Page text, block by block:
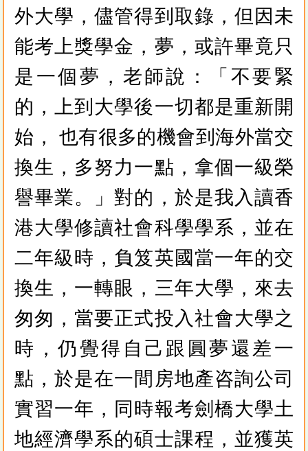
外大學，儘管得到取錄，但因未
能考上獎學金，夢，或許畢竟只
是一個夢，老師說：「不要緊
的，上到大學後一切都是重新開
始， 也有很多的機會到海外當交
換生，多努力一點，拿個一級榮
譽畢業。」對的，於是我入讀香
港大學修讀社會科學學系，並在
二年級時，負笈英國當一年的交
換生，一轉眼，三年大學，來去
匆匆，當要正式投入社會大學之
時，仍覺得自己跟圓夢還差一
點，於是在一間房地產咨詢公司
實習一年，同時報考劍橋大學土
地經濟學系的碩士課程，並獲英